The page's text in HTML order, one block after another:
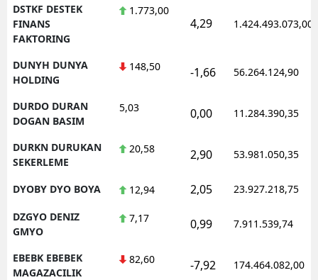
DSTKF DESTEK
FINANS
FAKTORING
1.773,00
4,29 1.424.493.073,00
DUNYH DUNYA
HOLDING
148,50 -1,66 56.264.124,90
DURDO DURAN
DOGAN BASIM
5,03 0,00 11.284.390,35
DURKN DURUKAN
SEKERLEME
20,58 2,90 53.981.050,35
DYOBY DYO BOYA 12,94 2,05 23.927.218,75
DZGYO DENIZ
GMYO
7,17 0,99 7.911.539,74
EBEBK EBEBEK
MAGAZACILIK
82,60 -7,92 174.464.082,00